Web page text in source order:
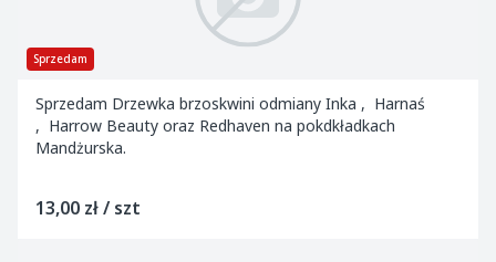
Sprzedam
Sprzedam Drzewka brzoskwini odmiany Inka , Harnaś
, Harrow Beauty oraz Redhaven na pokdkładkach
Mandżurska.
13,00 zł / szt